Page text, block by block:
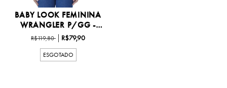
BABY LOOK FEMININA
WRANGLER P/GG -
WF551...
R$119,80 R$79,90
ESGOTADO